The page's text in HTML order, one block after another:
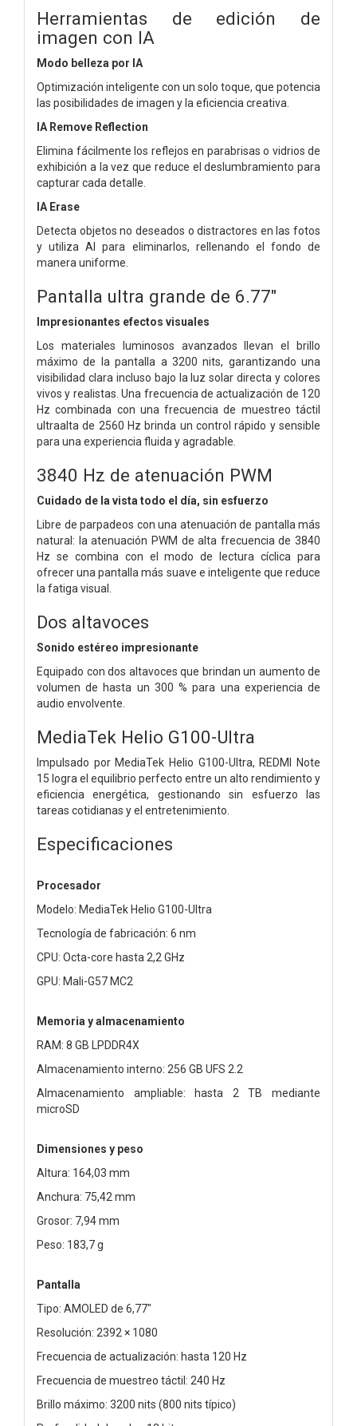
Herramientas de edición de
imagen con IA
Modo belleza por IA
Optimización inteligente con un solo toque, que potencia
las posibilidades de imagen y la eficiencia creativa.
IA Remove Reflection
Elimina fácilmente los reflejos en parabrisas o vidrios de
exhibición a la vez que reduce el deslumbramiento para
capturar cada detalle.
IA Erase
Detecta objetos no deseados o distractores en las fotos
y utiliza AI para eliminarlos, rellenando el fondo de
manera uniforme.
Pantalla ultra grande de 6.77"
Impresionantes efectos visuales
Los materiales luminosos avanzados llevan el brillo
máximo de la pantalla a 3200 nits, garantizando una
visibilidad clara incluso bajo la luz solar directa y colores
vivos y realistas. Una frecuencia de actualización de 120
Hz combinada con una frecuencia de muestreo táctil
ultraalta de 2560 Hz brinda un control rápido y sensible
para una experiencia fluida y agradable.
3840 Hz de atenuación PWM
Cuidado de la vista todo el día, sin esfuerzo
Libre de parpadeos con una atenuación de pantalla más
natural: la atenuación PWM de alta frecuencia de 3840
Hz se combina con el modo de lectura cíclica para
ofrecer una pantalla más suave e inteligente que reduce
la fatiga visual.
Dos altavoces
Sonido estéreo impresionante
Equipado con dos altavoces que brindan un aumento de
volumen de hasta un 300 % para una experiencia de
audio envolvente.
MediaTek Helio G100-Ultra
Impulsado por MediaTek Helio G100-Ultra, REDMI Note
15 logra el equilibrio perfecto entre un alto rendimiento y
eficiencia energética, gestionando sin esfuerzo las
tareas cotidianas y el entretenimiento.
Especificaciones
Procesador
Modelo: MediaTek Helio G100-Ultra
Tecnología de fabricación: 6 nm
CPU: Octa-core hasta 2,2 GHz
GPU: Mali-G57 MC2
Memoria y almacenamiento
RAM: 8 GB LPDDR4X
Almacenamiento interno: 256 GB UFS 2.2
Almacenamiento ampliable: hasta 2 TB mediante
microSD
Dimensiones y peso
Altura: 164,03 mm
Anchura: 75,42 mm
Grosor: 7,94 mm
Peso: 183,7 g
Pantalla
Tipo: AMOLED de 6,77"
Resolución: 2392 × 1080
Frecuencia de actualización: hasta 120 Hz
Frecuencia de muestreo táctil: 240 Hz
Brillo máximo: 3200 nits (800 nits típico)